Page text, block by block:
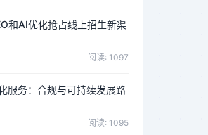
和AI优化抢占线上招生新渠
阅读: 1097
服务：合规与可持续发展路
阅读: 1095